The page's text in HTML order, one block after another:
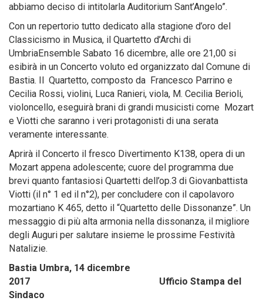
abbiamo deciso di intitolarla Auditorium Sant’Angelo”.
Con un repertorio tutto dedicato alla stagione d’oro del
Classicismo in Musica, il Quartetto d’Archi di
UmbriaEnsemble Sabato 16 dicembre, alle ore 21,00 si
esibirà in un Concerto voluto ed organizzato dal Comune di
Bastia. Il Quartetto, composto da Francesco Parrino e
Cecilia Rossi, violini, Luca Ranieri, viola, M. Cecilia Berioli,
violoncello, eseguirà brani di grandi musicisti come Mozart
e Viotti che saranno i veri protagonisti di una serata
veramente interessante.
Aprirà il Concerto il fresco Divertimento K138, opera di un
Mozart appena adolescente; cuore del programma due
brevi quanto fantasiosi Quartetti dell’op.3 di Giovanbattista
Viotti (il n° 1 ed il n°2), per concludere con il capolavoro
mozartiano K 465, detto il “Quartetto delle Dissonanze”. Un
messaggio di più alta armonia nella dissonanza, il migliore
degli Auguri per salutare insieme le prossime Festività
Natalizie.
Bastia Umbra, 14 dicembre
2017 Ufficio Stampa del
Sindaco